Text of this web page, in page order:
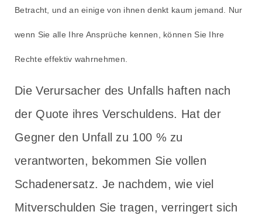
Betracht, und an einige von ihnen denkt kaum jemand. Nur
wenn Sie alle Ihre Ansprüche kennen, können Sie Ihre
Rechte effektiv wahrnehmen.
Die Verursacher des Unfalls haften nach
der Quote ihres Verschuldens. Hat der
Gegner den Unfall zu 100 % zu
verantworten, bekommen Sie vollen
Schadenersatz. Je nachdem, wie viel
Mitverschulden Sie tragen, verringert sich